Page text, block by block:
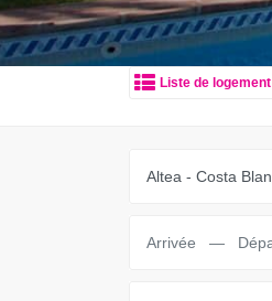
Liste de logement